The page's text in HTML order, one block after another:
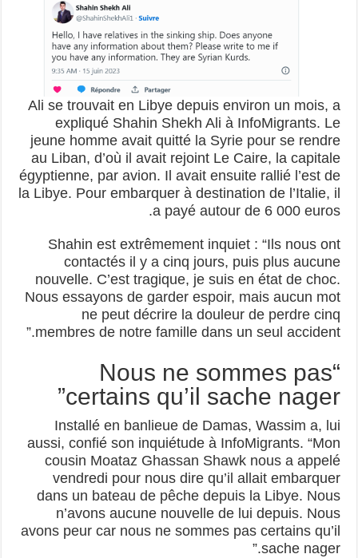
Ali se trouvait en Libye depuis environ un mois, a
expliqué Shahin Shekh Ali à InfoMigrants. Le
jeune homme avait quitté la Syrie pour se rendre
au Liban, d’où il avait rejoint Le Caire, la capitale
égyptienne, par avion. Il avait ensuite rallié l’est de
la Libye. Pour embarquer à destination de l’Italie, il
a payé autour de 6 000 euros.
Shahin est extrêmement inquiet : “Ils nous ont
contactés il y a cinq jours, puis plus aucune
nouvelle. C’est tragique, je suis en état de choc.
Nous essayons de garder espoir, mais aucun mot
ne peut décrire la douleur de perdre cinq
membres de notre famille dans un seul accident.”
“Nous ne sommes pas
certains qu’il sache nager”
Installé en banlieue de Damas, Wassim a, lui
aussi, confié son inquiétude à InfoMigrants. “Mon
cousin Moataz Ghassan Shawk nous a appelé
vendredi pour nous dire qu’il allait embarquer
dans un bateau de pêche depuis la Libye. Nous
n’avons aucune nouvelle de lui depuis. Nous
avons peur car nous ne sommes pas certains qu’il
sache nager.”